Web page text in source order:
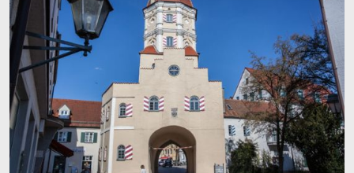
Ludovico II detto "il severo" iniziò la costruzione del
castello dei Wittelsbacher nel 1257. Il Duca Bavarese
fondò la città nel 1264. Il centro storico ha conservato
le sue strade rettangolari, le "Wittelsbachian". Da vedere
il castello in stile rinascimentale, il municipio barocco, i
resti della fortificazione e tre chiese mete di
pellegrinaggio.
Wikipedia
Stadt Friedberg